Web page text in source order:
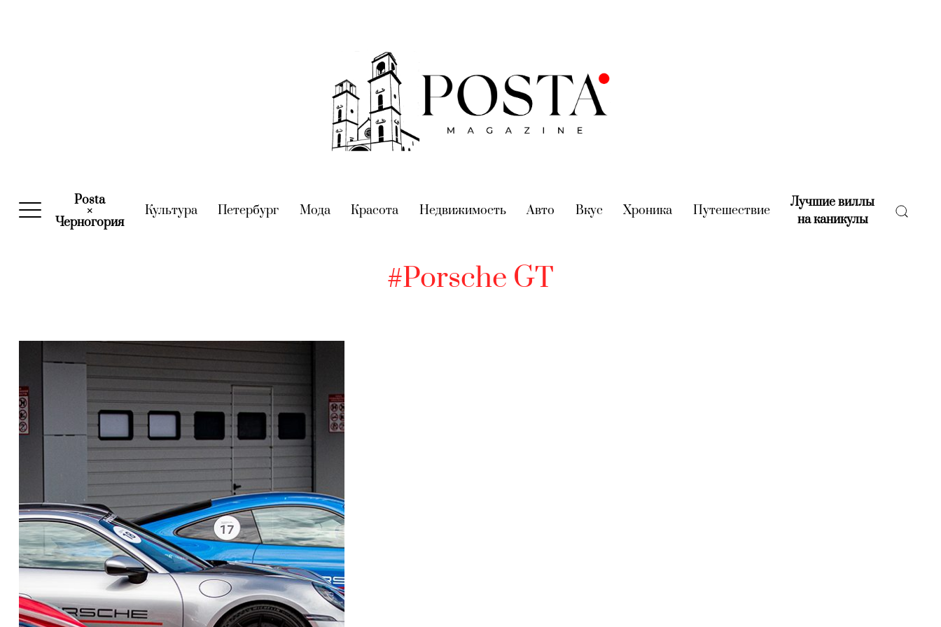
Posta
×
Черногория(current)
Культура(current)
Петербург (current)
Мода(current)
Красота (current)
Недвижимость(current)
Авто (current)
Вкус (current)
Хроника (current)
Путешествие(current)
Лучшие виллы
на каникулы(current)
#Porsche GT